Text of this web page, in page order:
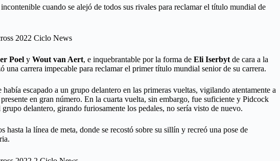
cuando se alejó de todos sus rivales para reclamar el título mundial de
Poel y Wout van Aert, e inquebrantable por la forma de Eli Iserbyt de cara a la
carrera impecable para reclamar el primer título mundial senior de su carrera.
había escapado a un grupo delantero en las primeras vueltas, vigilando atentamente a
en gran número. En la cuarta vuelta, sin embargo, fue suficiente y Pidcock
delantero, girando furiosamente los pedales, no sería visto de nuevo.
hasta la línea de meta, donde se recostó sobre su sillín y recreó una pose de